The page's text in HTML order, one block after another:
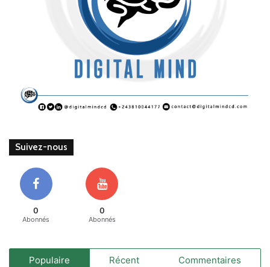
Suivez-nous
0
Abonnés
0
Abonnés
Populaire Récent Commentaires